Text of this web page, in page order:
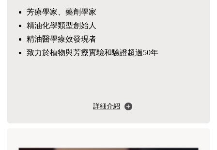
詳細介紹
芳療學家、藥劑學家
精油化學類型創始人
精油醫學療效發現者
致力於植物與芳療實驗和驗證超過50年